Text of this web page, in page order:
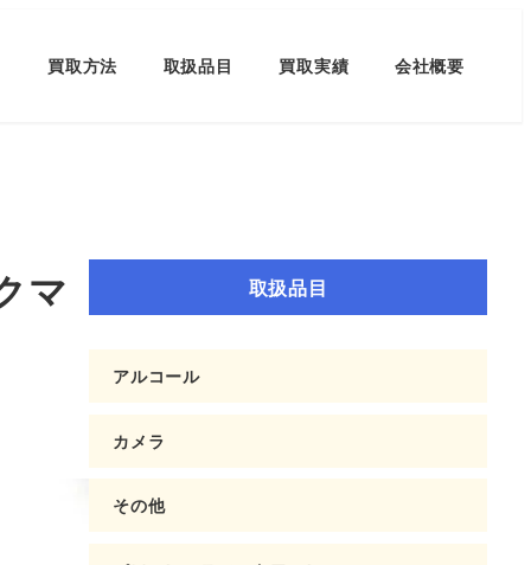
買取方法 取扱品目 買取実績 会社概要
マ 取扱品目
アルコール
カメラ
その他